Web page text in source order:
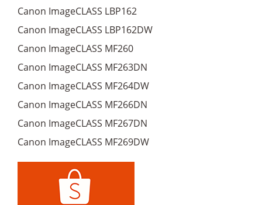
Canon ImageCLASS LBP162
Canon ImageCLASS LBP162DW
Canon ImageCLASS MF260
Canon ImageCLASS MF263DN
Canon ImageCLASS MF264DW
Canon ImageCLASS MF266DN
Canon ImageCLASS MF267DN
Canon ImageCLASS MF269DW